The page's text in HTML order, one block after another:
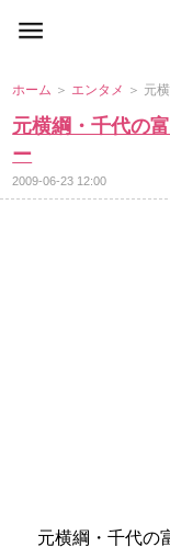
ホーム ＞ エンタメ ＞ 元
元横綱・千代の
ー
2009-06-23 12:00
元横綱・千代の